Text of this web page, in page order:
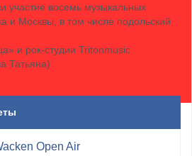
участие восемь музыкальных
и Москвы, в том числе подольский
и рок-студии Tritonmusic
Татьяна)
Open Air